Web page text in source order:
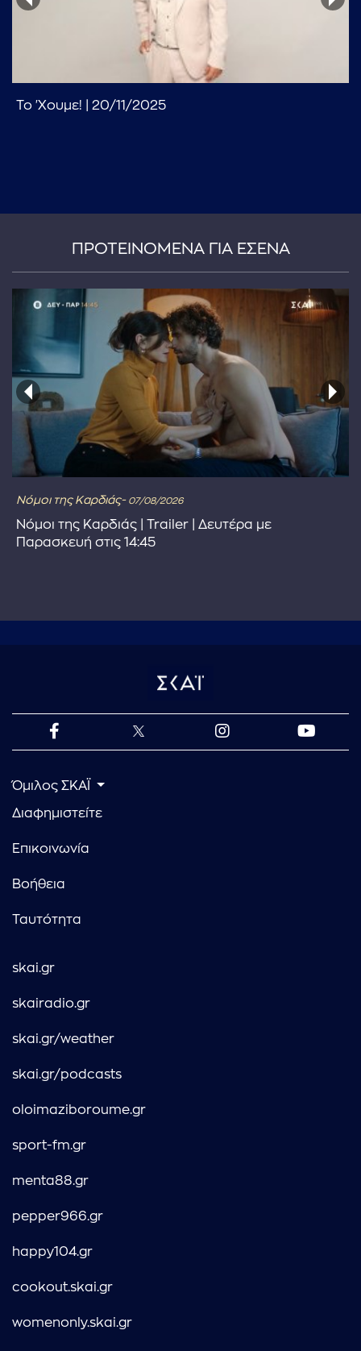
Το 'Χουμε! | 20/11/2025
ΠΡΟΤΕΙΝΟΜΕΝΑ ΓΙΑ ΕΣΕΝΑ
Νόμοι της Καρδιάς- 07/08/2026
Νόμοι της Καρδιάς | Trailer | Δευτέρα με
Παρασκευή στις 14:45
Όμιλος ΣΚΑΪ
Διαφημιστείτε
Επικοινωνία
Βοήθεια
Ταυτότητα
skai.gr
skairadio.gr
skai.gr/weather
skai.gr/podcasts
oloimaziboroume.gr
sport-fm.gr
menta88.gr
pepper966.gr
happy104.gr
cookout.skai.gr
womenonly.skai.gr